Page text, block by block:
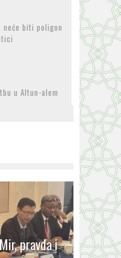
neće biti poligon
u Altun-alem
pravda i